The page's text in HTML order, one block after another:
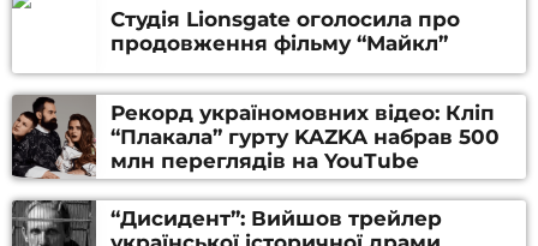
Студія Lionsgate оголосила про
продовження фільму “Майкл”
Рекорд україномовних відео: Кліп
“Плакала” гурту KAZKA набрав 500
млн переглядів на YouTube
“Дисидент”: Вийшов трейлер